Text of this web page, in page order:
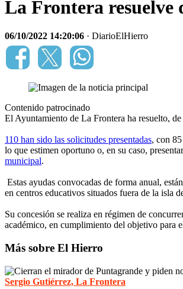
La Frontera resuelve
06/10/2022 14:20:06 · DiarioElHierro
Contenido patrocinado
El Ayuntamiento de La Frontera ha resuelto,
110 han sido las solicitudes presentadas, con
lo que estimen oportuno o, en su caso,
municipal.
Estas ayudas convocadas de forma anual,
en centros educativos situados fuera de la isla
Su concesión se realiza en régimen de
académico, en cumplimiento del objetivo para
Más sobre El Hierro
Sergio Gutiérrez, La Frontera